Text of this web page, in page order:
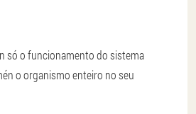
só o funcionamento do sistema
o organismo enteiro no seu